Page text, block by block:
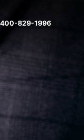
400-829-1996